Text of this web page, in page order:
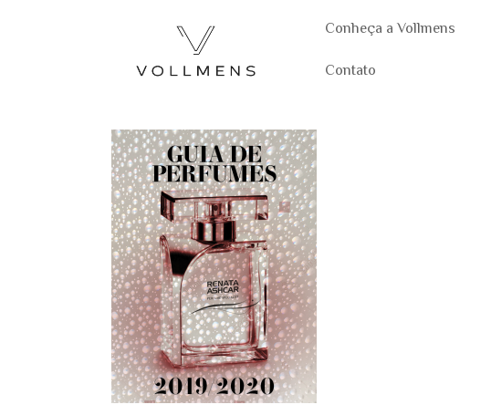
Conheça a Vollmens
Contato